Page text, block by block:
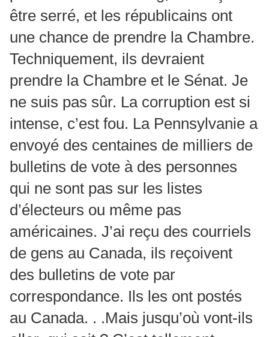
être serré, et les républicains ont
une chance de prendre la Chambre.
Techniquement, ils devraient
prendre la Chambre et le Sénat. Je
ne suis pas sûr. La corruption est si
intense, c’est fou. La Pennsylvanie a
envoyé des centaines de milliers de
bulletins de vote à des personnes
qui ne sont pas sur les listes
d’électeurs ou même pas
américaines. J’ai reçu des courriels
de gens au Canada, ils reçoivent
des bulletins de vote par
correspondance. Ils les ont postés
au Canada. . .Mais jusqu’où vont-ils